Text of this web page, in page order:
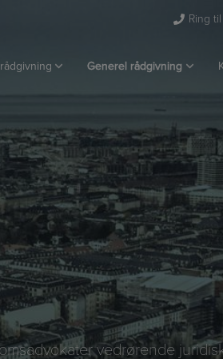
Ring
Generel rådgivning
vedrørende